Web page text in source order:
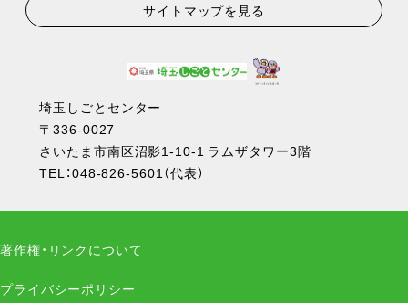
サイトマップを見る
埼玉しごとセンター
〒336-0027
さいたま市南区沼影1-10-1 ラムザタワー3階
TEL：048-826-5601（代表）
著作権・リンクについて
プライバシーポリシー